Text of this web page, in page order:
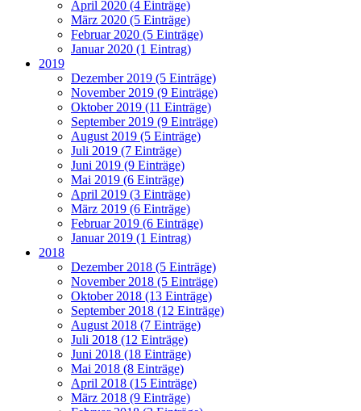
April 2020 (4 Einträge)
März 2020 (5 Einträge)
Februar 2020 (5 Einträge)
Januar 2020 (1 Eintrag)
2019
Dezember 2019 (5 Einträge)
November 2019 (9 Einträge)
Oktober 2019 (11 Einträge)
September 2019 (9 Einträge)
August 2019 (5 Einträge)
Juli 2019 (7 Einträge)
Juni 2019 (9 Einträge)
Mai 2019 (6 Einträge)
April 2019 (3 Einträge)
März 2019 (6 Einträge)
Februar 2019 (6 Einträge)
Januar 2019 (1 Eintrag)
2018
Dezember 2018 (5 Einträge)
November 2018 (5 Einträge)
Oktober 2018 (13 Einträge)
September 2018 (12 Einträge)
August 2018 (7 Einträge)
Juli 2018 (12 Einträge)
Juni 2018 (18 Einträge)
Mai 2018 (8 Einträge)
April 2018 (15 Einträge)
März 2018 (9 Einträge)